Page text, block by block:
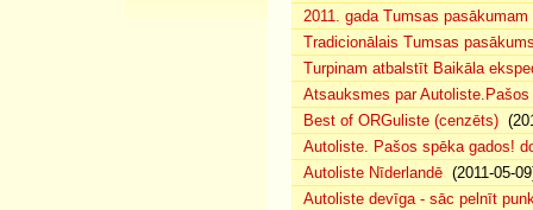
2011. gada Tumsas
Tradicionālais Tumsas
Turpinam atbalstīt Baikāla
Atsauksmes par
Best of ORGuliste (cenzēts)
Autoliste. Pašos spēka gados!
Autoliste Nīderlandē (2011-05-
Autoliste devīga - sāc pelnīt